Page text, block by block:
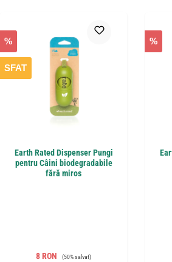
%
SFAT
Earth Rated Dispenser Pungi
pentru Câini biodegradabile
fără miros
Preț de vânzare:
8 RON Preț obișnuit:
(50% salvat)
%